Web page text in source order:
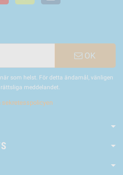
OK
som helst. För detta ändamål, vänligen
meddelandet.
sekretesspolicyen